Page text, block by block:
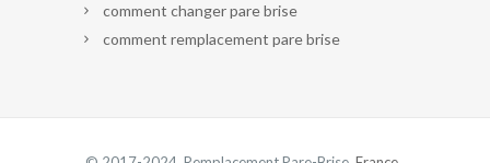
comment changer pare brise
comment remplacement pare brise